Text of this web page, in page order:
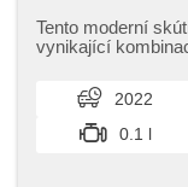
Tento moderní
vynikající
2022
0.1 l